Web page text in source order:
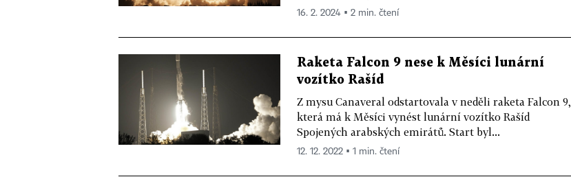
16. 2. 2024 ▪ 2 min. čtení
Raketa Falcon 9 nese k Měsíci lunární
vozítko Rašíd
Z mysu Canaveral odstartovala v neděli raketa Falcon 9,
která má k Měsíci vynést lunární vozítko Rašíd
Spojených arabských emirátů. Start byl...
12. 12. 2022 ▪ 1 min. čtení